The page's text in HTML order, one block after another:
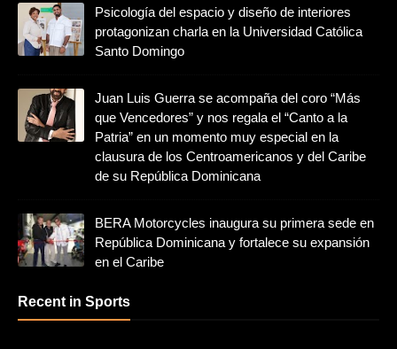
Psicología del espacio y diseño de interiores
protagonizan charla en la Universidad Católica
Santo Domingo
Juan Luis Guerra se acompaña del coro “Más
que Vencedores” y nos regala el “Canto a la
Patria” en un momento muy especial en la
clausura de los Centroamericanos y del Caribe
de su República Dominicana
BERA Motorcycles inaugura su primera sede en
República Dominicana y fortalece su expansión
en el Caribe
Recent in Sports